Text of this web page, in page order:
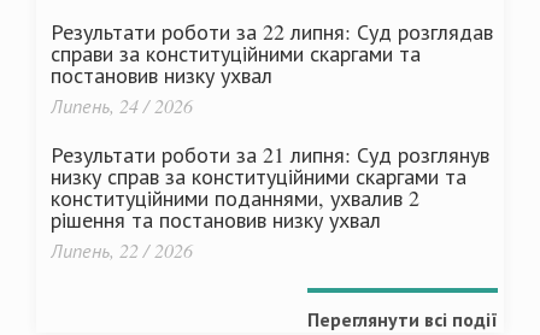
Результати роботи за 22 липня: Суд розглядав
справи за конституційними скаргами та
постановив низку ухвал
Липень, 24 / 2026
Результати роботи за 21 липня: Суд розглянув
низку справ за конституційними скаргами та
конституційними поданнями, ухвалив 2
рішення та постановив низку ухвал
Липень, 22 / 2026
Переглянути всі події